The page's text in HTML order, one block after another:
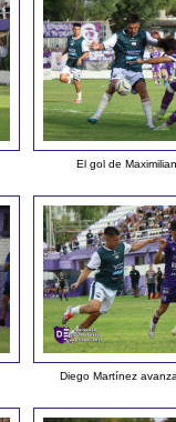
El gol de
Diego Martínez